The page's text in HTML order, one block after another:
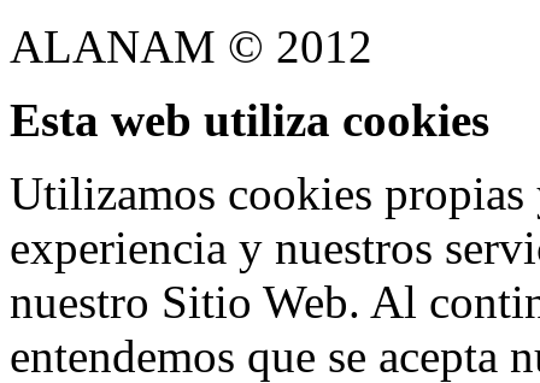
ALANAM © 2012
Esta web utiliza cookies
Utilizamos cookies propias
experiencia y nuestros
nuestro Sitio Web. Al
entendemos que se acepta